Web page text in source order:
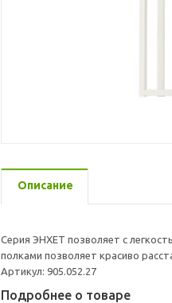
Описание
Серия ЭНХЕТ позволяет с
полками позволяет красиво
Артикул: 905.052.27
Подробнее о товаре